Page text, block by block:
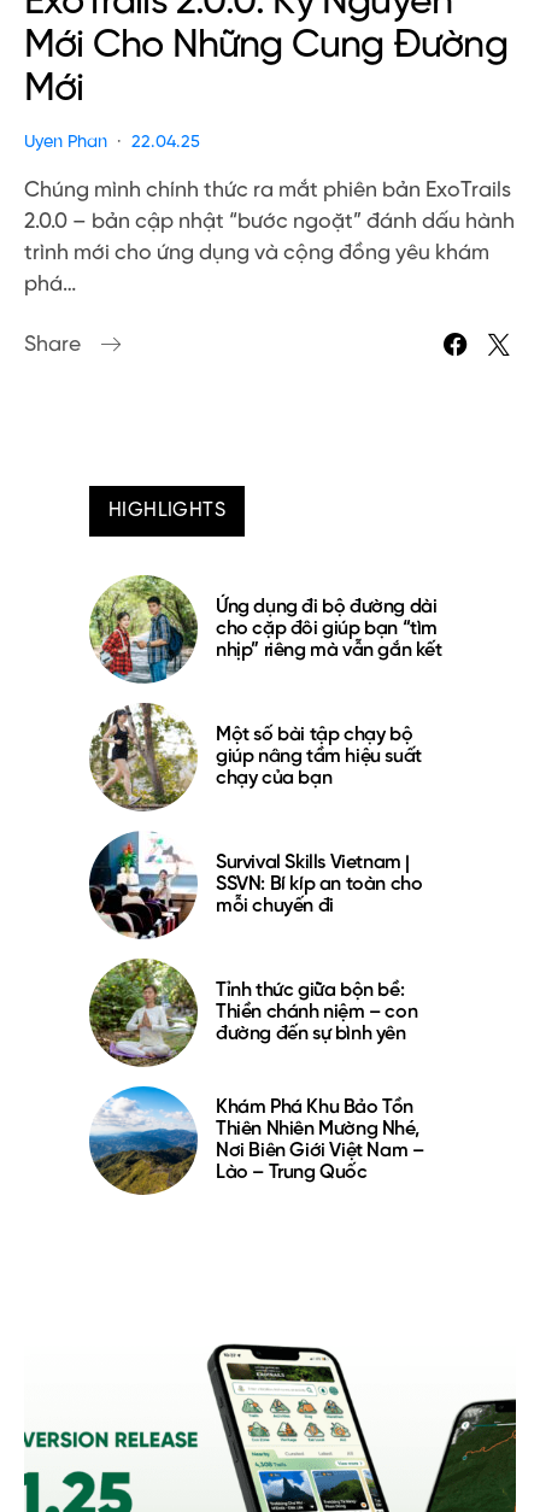
Mới Cho Những Cung Đường
Mới
Uyen Phan 22.04.25
Chúng mình chính thức ra mắt phiên bản ExoTrails
2.0.0 – bản cập nhật “bước ngoặt” đánh dấu hành
trình mới cho ứng dụng và cộng đồng yêu khám
phá…
Share
HIGHLIGHTS
Ứng dụng đi bộ đường dài
cho cặp đôi giúp bạn “tìm
nhịp” riêng mà vẫn gắn kết
Một số bài tập chạy bộ
giúp nâng tầm hiệu suất
chạy của bạn
Survival Skills Vietnam |
SSVN: Bí kíp an toàn cho
mỗi chuyến đi
Tỉnh thức giữa bộn bề:
Thiền chánh niệm – con
đường đến sự bình yên
Khám Phá Khu Bảo Tồn
Thiên Nhiên Mường Nhé,
Nơi Biên Giới Việt Nam –
Lào – Trung Quốc